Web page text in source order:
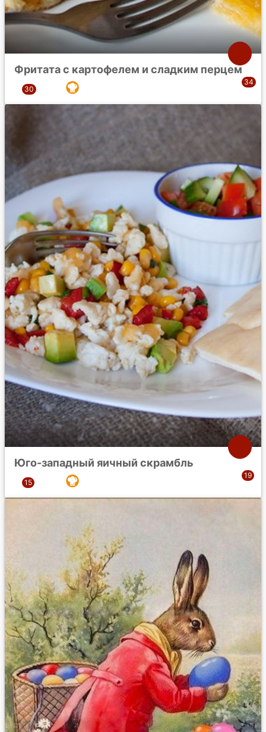
Фритата с картофелем и сладким перцем
Юго-западный яичный скрамбль